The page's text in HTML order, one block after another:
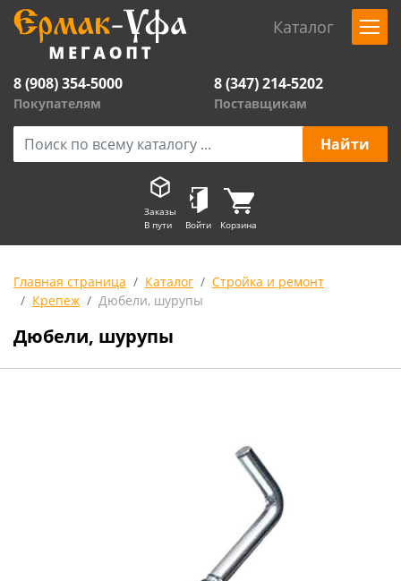
Каталог
8 (908) 354-5000
Покупателям
8 (347) 214-5202
Поставщикам
Заказы
В пути
Войти Корзина
Главная страница Каталог
Стройка и ремонт
Крепеж
Дюбели, шурупы
Дюбели, шурупы